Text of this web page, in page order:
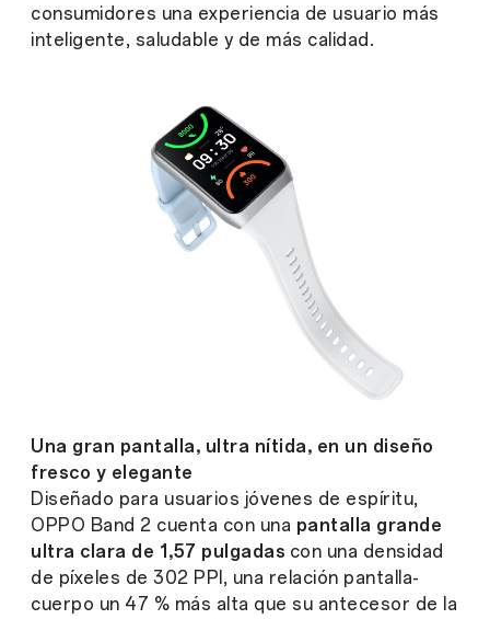
consumidores una experiencia de usuario más
inteligente, saludable y de más calidad.
Una gran pantalla, ultra nítida, en un diseño
fresco y elegante
Diseñado para usuarios jóvenes de espíritu,
OPPO Band 2 cuenta con una pantalla grande
ultra clara de 1,57 pulgadas con una densidad
de píxeles de 302 PPI, una relación pantalla-
cuerpo un 47 % más alta que su antecesor de la